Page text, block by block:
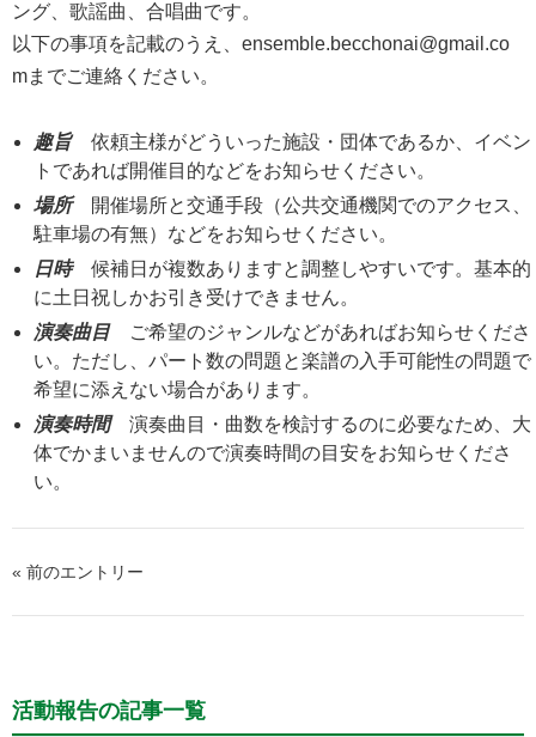
ング、歌謡曲、合唱曲です。
以下の事項を記載のうえ、ensemble.becchonai@gmail.co
mまでご連絡ください。
趣旨依頼主様がどういった施設・団体であるか、イベン
トであれば開催目的などをお知らせください。
場所開催場所と交通手段（公共交通機関でのアクセス、
駐車場の有無）などをお知らせください。
日時候補日が複数ありますと調整しやすいです。基本的
に土日祝しかお引き受けできません。
演奏曲目 ご希望のジャンルなどがあればお知らせくださ
い。ただし、パート数の問題と楽譜の入手可能性の問題で
希望に添えない場合があります。
演奏時間演奏曲目・曲数を検討するのに必要なため、大
体でかまいませんので演奏時間の目安をお知らせくださ
い。
« 前のエントリー
活動報告の記事一覧